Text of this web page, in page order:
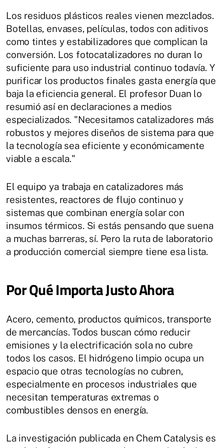
Los residuos plásticos reales vienen mezclados.
Botellas, envases, películas, todos con aditivos
como tintes y estabilizadores que complican la
conversión. Los fotocatalizadores no duran lo
suficiente para uso industrial continuo todavía. Y
purificar los productos finales gasta energía que
baja la eficiencia general. El profesor Duan lo
resumió así en declaraciones a medios
especializados. "Necesitamos catalizadores más
robustos y mejores diseños de sistema para que
la tecnología sea eficiente y económicamente
viable a escala."
El equipo ya trabaja en catalizadores más
resistentes, reactores de flujo continuo y
sistemas que combinan energía solar con
insumos térmicos. Si estás pensando que suena
a muchas barreras, sí. Pero la ruta de laboratorio
a producción comercial siempre tiene esa lista.
Por Qué Importa Justo Ahora
Acero, cemento, productos químicos, transporte
de mercancías. Todos buscan cómo reducir
emisiones y la electrificación sola no cubre
todos los casos. El hidrógeno limpio ocupa un
espacio que otras tecnologías no cubren,
especialmente en procesos industriales que
necesitan temperaturas extremas o
combustibles densos en energía.
La investigación publicada en Chem Catalysis es